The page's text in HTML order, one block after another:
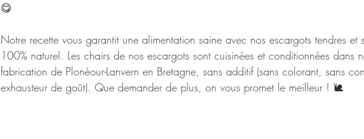
😋
Notre recette vous garantit une alimentation saine avec nos escargots tendres et
100% naturel. Les chairs de nos escargots sont cuisinées et conditionnées dans
fabrication de Plonéour-Lanvern en Bretagne, sans additif (sans colorant, sans
exhausteur de goût). Que demander de plus, on vous promet le meilleur ! 🐌